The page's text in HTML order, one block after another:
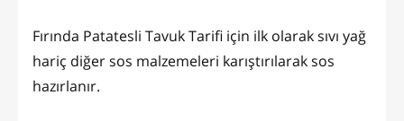
Fırında Patatesli Tavuk Tarifi için ilk olarak sıvı yağ
hariç diğer sos malzemeleri karıştırılarak sos
hazırlanır.